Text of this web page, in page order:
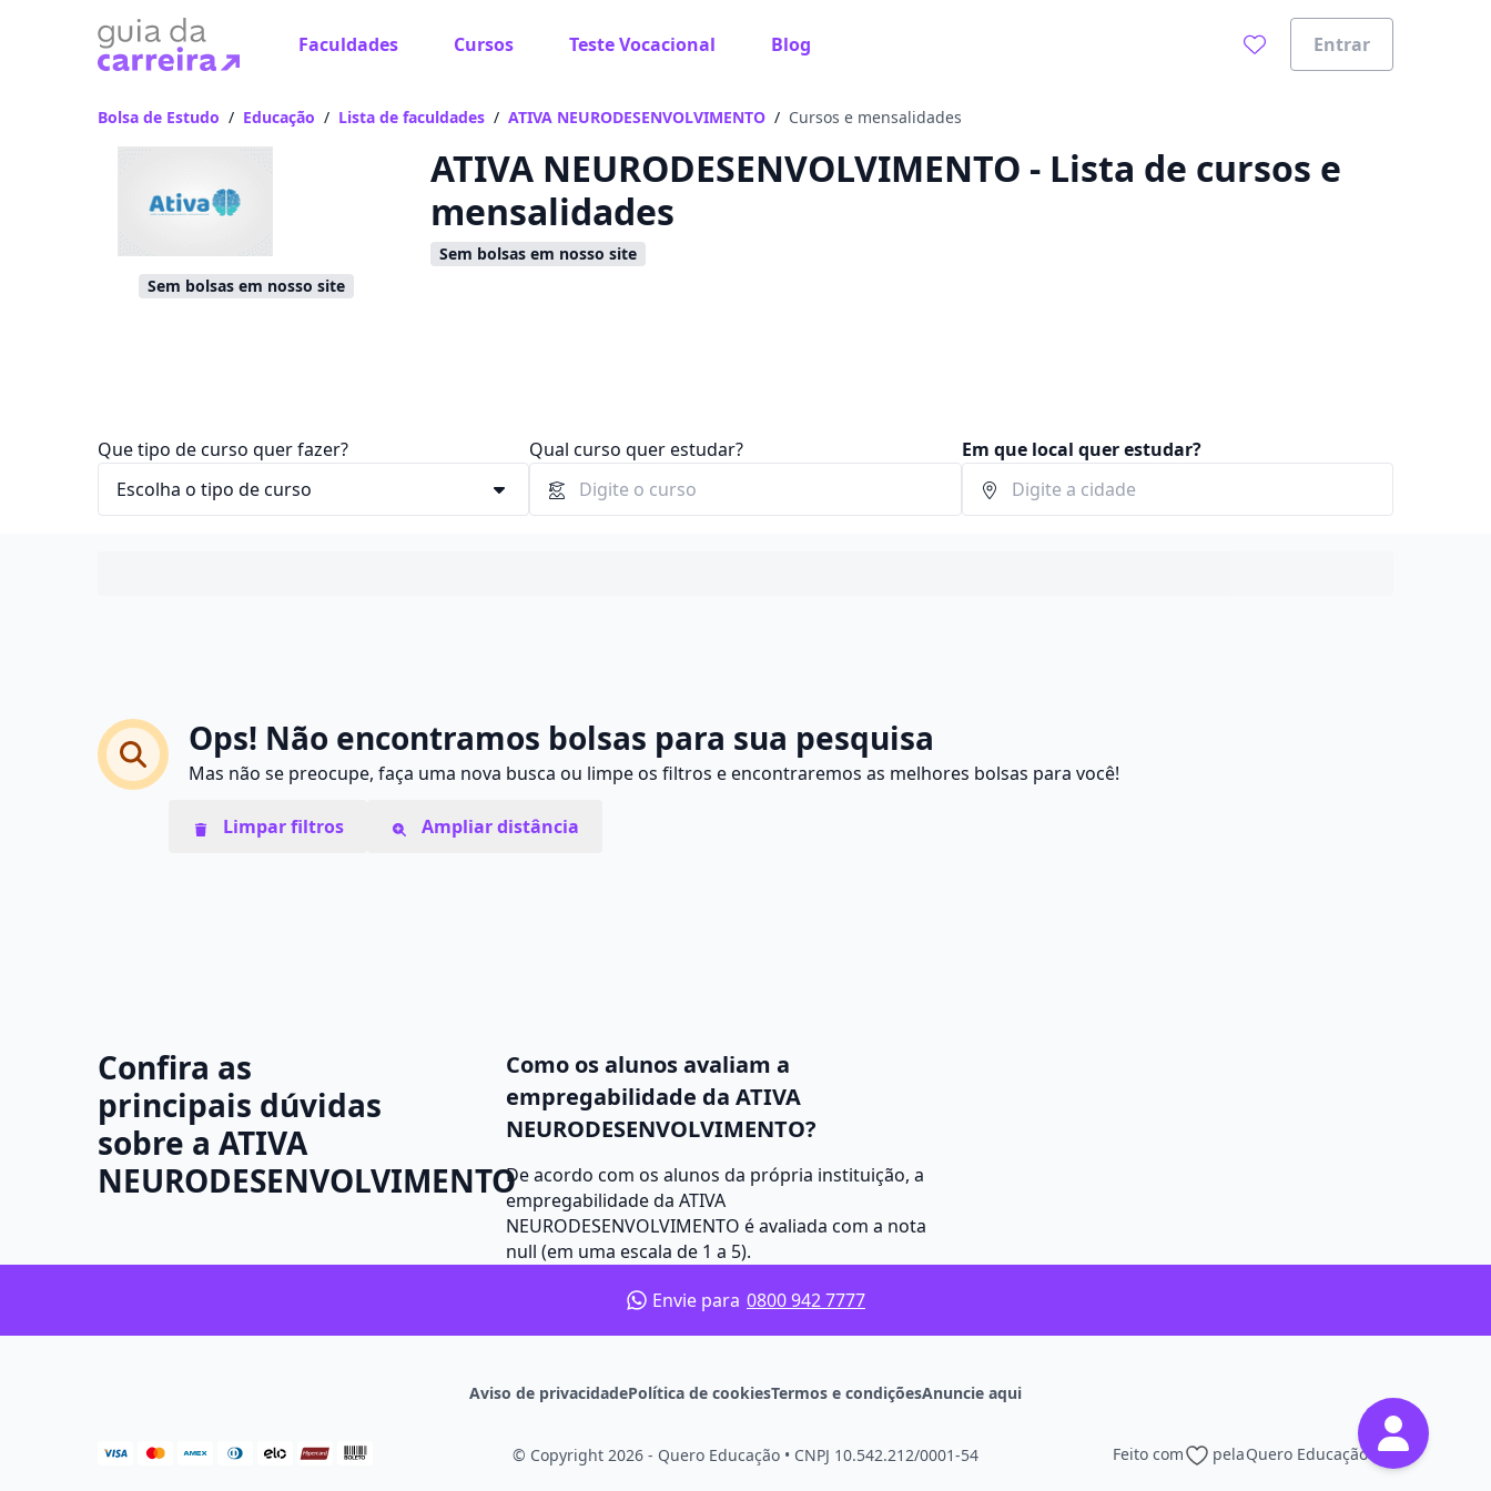
Faculdades Cursos Teste Vocacional Blog Entrar
Vamos te guiar no caminho ideal para seus estudos
Bolsa de Estudo / Educação / Lista de faculdades / ATIVA NEURODESENVOLVIMENTO / Cursos e mensalidades
Sem bolsas em nosso site
ATIVA NEURODESENVOLVIMENTO - Lista de cursos e
mensalidades
Sem bolsas em nosso site
Que tipo de curso quer fazer? Qual curso quer estudar? Em que local quer estudar?
Ops! Não encontramos bolsas para sua pesquisa
Mas não se preocupe, faça uma nova busca ou limpe os filtros e encontraremos as melhores bolsas para você!
Limpar filtros Ampliar distância
Confira as
principais dúvidas
sobre a ATIVA
NEURODESENVOLVIMENTO
Como os alunos avaliam a
empregabilidade da ATIVA
NEURODESENVOLVIMENTO?
De acordo com os alunos da própria instituição, a
empregabilidade da ATIVA
NEURODESENVOLVIMENTO é avaliada com a nota
null (em uma escala de 1 a 5).
Envie para 0800 942 7777
Aviso de privacidadePolítica de cookiesTermos e condiçõesAnuncie aqui
© Copyright 2026 - Quero Educação • CNPJ 10.542.212/0001-54 Feito com pelaQuero Educação